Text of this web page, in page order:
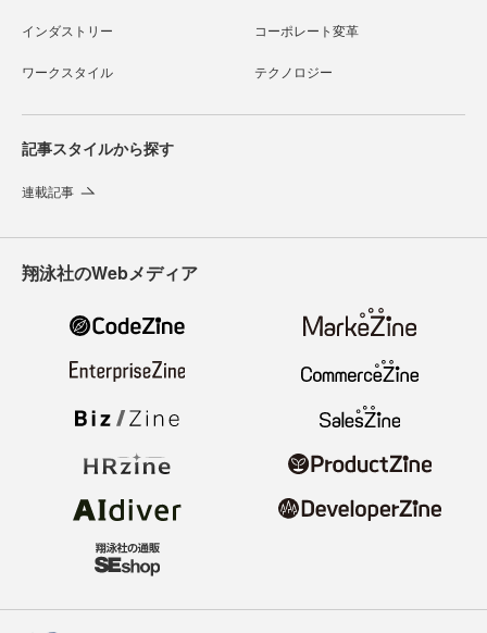
インダストリー コーポレート変革
ワークスタイル テクノロジー
記事スタイルから探す
連載記事
翔泳社のWebメディア